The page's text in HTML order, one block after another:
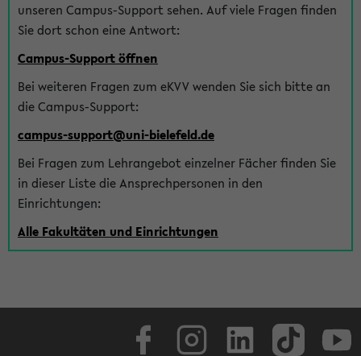
unseren Campus-Support sehen. Auf viele Fragen finden
Sie dort schon eine Antwort:
Campus-Support öffnen
Bei weiteren Fragen zum eKVV wenden Sie sich bitte an
die Campus-Support:
campus-support@uni-bielefeld.de
Bei Fragen zum Lehrangebot einzelner Fächer finden Sie
in dieser Liste die Ansprechpersonen in den
Einrichtungen:
Alle Fakultäten und Einrichtungen